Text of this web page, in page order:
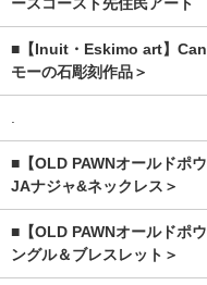
ースコースト先住民アート
■【Inuit・Eskimo art】
モーの石彫刻作品＞
.
■【OLD PAWNオールドポ
JAナジャ&ネックレス＞
■【OLD PAWNオールドポ
ングル＆ブレスレット＞